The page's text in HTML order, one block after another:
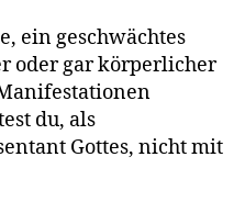
ein geschwächtes
oder gar körperlicher
du, als
Gottes, nicht mit